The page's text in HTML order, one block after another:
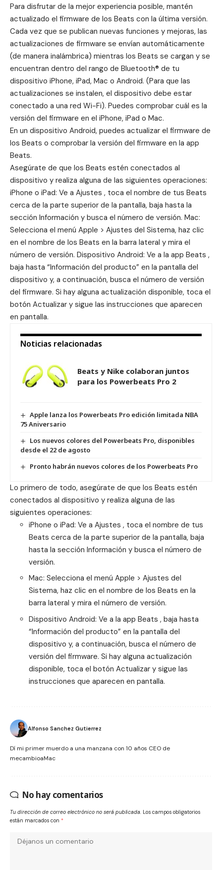
Para disfrutar de la mejor experiencia posible, mantén
actualizado el firmware de los Beats con la última versión.
Cada vez que se publican nuevas funciones y mejoras, las
actualizaciones de firmware se envían automáticamente
(de manera inalámbrica) mientras los Beats se cargan y se
encuentran dentro del rango de Bluetooth® de tu
dispositivo iPhone, iPad, Mac o Android. (Para que las
actualizaciones se instalen, el dispositivo debe estar
conectado a una red Wi-Fi). Puedes comprobar cuál es la
versión del firmware en el iPhone, iPad o Mac.
En un dispositivo Android, puedes actualizar el firmware de
los Beats o comprobar la versión del firmware en la app
Beats.
Asegúrate de que los Beats estén conectados al
dispositivo y realiza alguna de las siguientes operaciones:
iPhone o iPad: Ve a Ajustes , toca el nombre de tus Beats
cerca de la parte superior de la pantalla, baja hasta la
sección Información y busca el número de versión. Mac:
Selecciona el menú Apple > Ajustes del Sistema, haz clic
en el nombre de los Beats en la barra lateral y mira el
número de versión. Dispositivo Android: Ve a la app Beats ,
baja hasta “Información del producto” en la pantalla del
dispositivo y, a continuación, busca el número de versión
del firmware. Si hay alguna actualización disponible, toca el
botón Actualizar y sigue las instrucciones que aparecen
en pantalla.
Noticias relacionadas
Beats y Nike colaboran juntos
para los Powerbeats Pro 2
Apple lanza los Powerbeats Pro edición limitada NBA
75 Aniversario
Los nuevos colores del Powerbeats Pro, disponibles
desde el 22 de agosto
Pronto habrán nuevos colores de los Powerbeats Pro
Lo primero de todo, asegúrate de que los Beats estén
conectados al dispositivo y realiza alguna de las
siguientes operaciones:
iPhone o iPad: Ve a Ajustes , toca el nombre de tus
Beats cerca de la parte superior de la pantalla, baja
hasta la sección Información y busca el número de
versión.
Mac: Selecciona el menú Apple > Ajustes del
Sistema, haz clic en el nombre de los Beats en la
barra lateral y mira el número de versión.
Dispositivo Android: Ve a la app Beats , baja hasta
“Información del producto” en la pantalla del
dispositivo y, a continuación, busca el número de
versión del firmware. Si hay alguna actualización
disponible, toca el botón Actualizar y sigue las
instrucciones que aparecen en pantalla.
Alfonso Sanchez Gutierrez
Dí mi primer muerdo a una manzana con 10 años CEO de
mecambioaMac
No hay comentarios
Tu dirección de correo electrónico no será publicada. Los campos obligatorios
están marcados con *